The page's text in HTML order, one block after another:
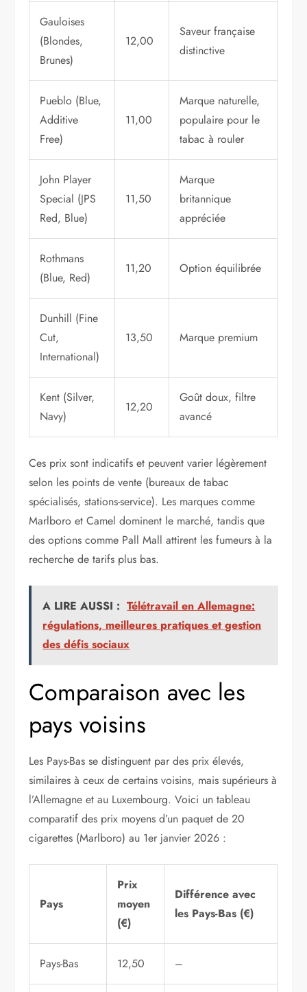
Gauloises
(Blondes,
Brunes)
12,00
Saveur française
distinctive
Pueblo (Blue,
Additive
Free)
11,00
Marque naturelle,
populaire pour le
tabac à rouler
John Player
Special (JPS
Red, Blue)
11,50
Marque
britannique
appréciée
Rothmans
(Blue, Red)
11,20 Option équilibrée
Dunhill (Fine
Cut,
International)
13,50 Marque premium
Kent (Silver,
Navy)
12,20
Goût doux, filtre
avancé
Ces prix sont indicatifs et peuvent varier légèrement
selon les points de vente (bureaux de tabac
spécialisés, stations-service). Les marques comme
Marlboro et Camel dominent le marché, tandis que
des options comme Pall Mall attirent les fumeurs à la
recherche de tarifs plus bas.
A LIRE AUSSI : Télétravail en Allemagne:
régulations, meilleures pratiques et gestion
des défis sociaux
Comparaison avec les
pays voisins
Les Pays-Bas se distinguent par des prix élevés,
similaires à ceux de certains voisins, mais supérieurs à
l’Allemagne et au Luxembourg. Voici un tableau
comparatif des prix moyens d’un paquet de 20
cigarettes (Marlboro) au 1er janvier 2026 :
Pays
Prix
moyen
(€)
Différence avec
les Pays-Bas (€)
Pays-Bas 12,50 –